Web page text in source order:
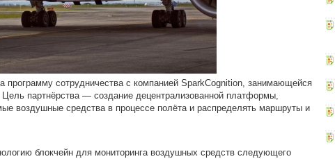
программу сотрудничества с компанией SparkCognition, занимающейся
Цель партнёрства — создание децентрализованной платформы,
воздушные средства в процессе полёта и распределять маршруты и
блокчейн для мониторинга воздушных средств следующего